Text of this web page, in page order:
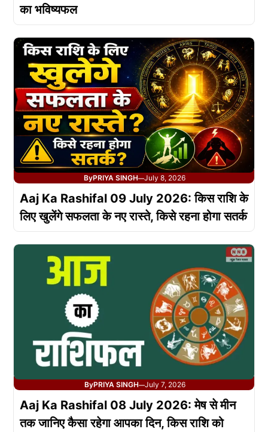
का भविष्यफल
ByPRIYA SINGH—July 8, 2026
Aaj Ka Rashifal 09 July 2026: किस राशि के
लिए खुलेंगे सफलता के नए रास्ते, किसे रहना होगा सतर्क
ByPRIYA SINGH—July 7, 2026
Aaj Ka Rashifal 08 July 2026: मेष से मीन
तक जानिए कैसा रहेगा आपका दिन, किस राशि को